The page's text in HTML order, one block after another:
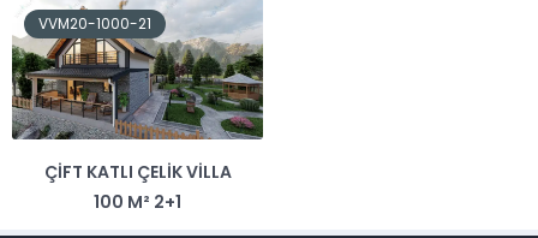
VVM20-1000-21
ÇIFT KATLI ÇELIK VILLA
100 M² 2+1